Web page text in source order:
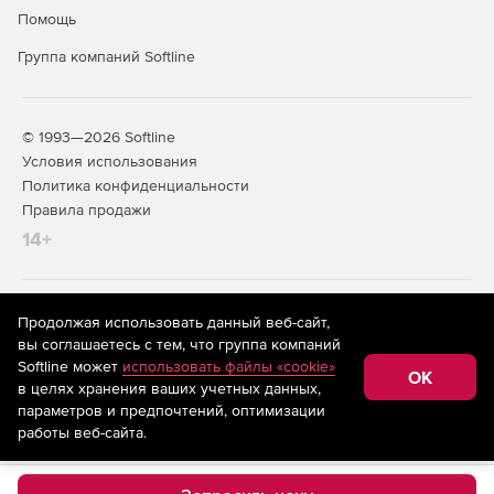
Помощь
Группа компаний Softline
© 1993—2026 Softline
Условия использования
Политика конфиденциальности
Правила продажи
14+
На информационном ресурсе store.softline.ru применяются
рекомендательные технологии
(информационные технологии
предоставления информации на основе сбора,
систематизации и анализа сведений, относящихся к
предпочтениям пользователей сети «Интернет»,
находящихся на территории Российской Федерации)
Продолжая использовать данный веб-сайт,
вы соглашаетесь с тем, что группа компаний
Softline может использовать файлы «cookie»
в целях хранения ваших учетных данных,
параметров и предпочтений, оптимизации
работы веб-сайта.
OK